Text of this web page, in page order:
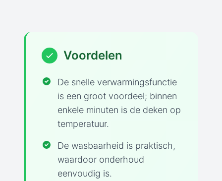
Voordelen
De snelle verwarmingsfunctie
is een groot voordeel; binnen
enkele minuten is de deken op
temperatuur.
De wasbaarheid is praktisch,
waardoor onderhoud
eenvoudig is.